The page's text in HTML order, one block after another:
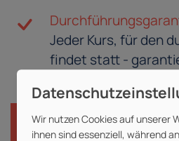
Jeder Kurs, für den
findet statt -
Wir nutzen Cookies auf unserer
ihnen sind essenziell, während